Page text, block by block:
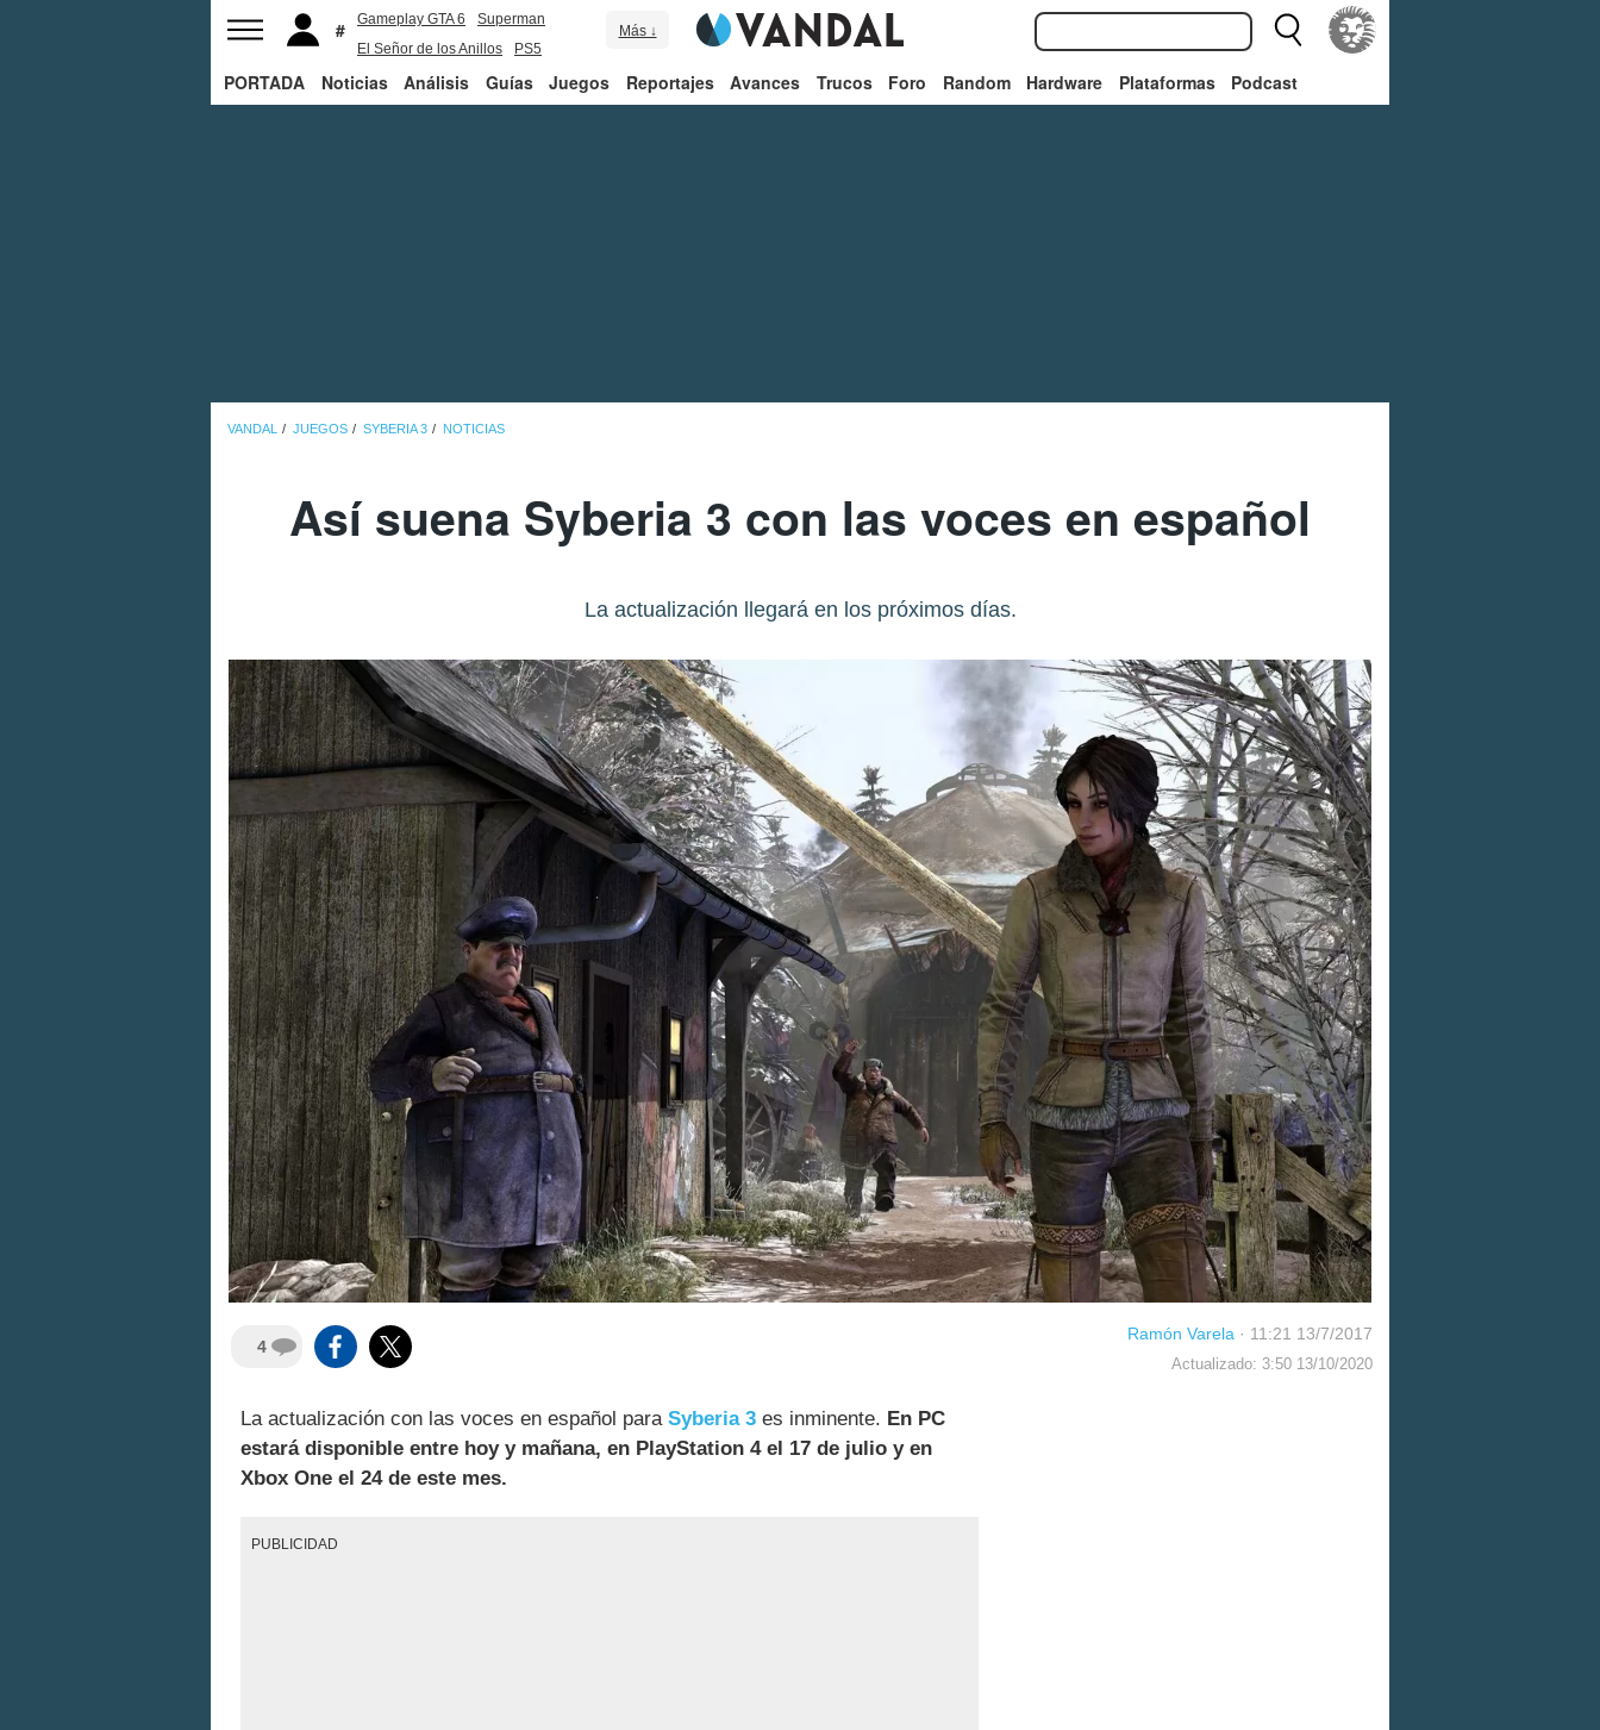
Gameplay GTA 6
Superman
El Señor de los Anillos
PS5
Más ↓
PORTADA Noticias Análisis Guías Juegos Reportajes Avances Trucos Foro Random Hardware Plataformas Podcast
VANDAL JUEGOS SYBERIA 3 NOTICIAS
Así suena Syberia 3 con las voces en español
La actualización llegará en los próximos días.
4
Ramón Varela · 11:21 13/7/2017
Actualizado: 3:50 13/10/2020
La actualización con las voces en español para Syberia 3 es inminente. En PC
estará disponible entre hoy y mañana, en PlayStation 4 el 17 de julio y en
Xbox One el 24 de este mes.
PUBLICIDAD